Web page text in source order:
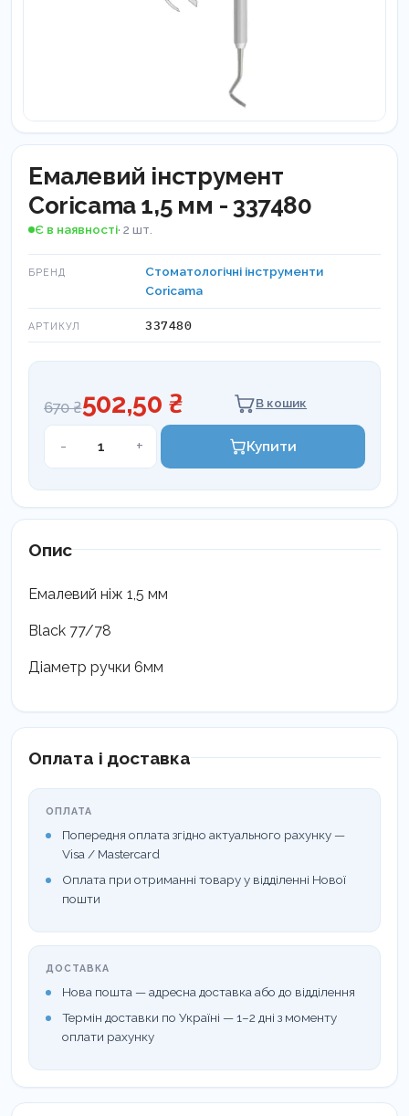
Емалевий інструмент
Coricama 1,5 мм - 337480
Є в наявності· 2 шт.
БРЕНД
Стоматологічні інструменти
Coricama
АРТИКУЛ 337480
670 ₴502,50 ₴ В кошик
-
Емалевий
мм
кількість
+ Купити
Опис
Емалевий ніж 1,5 мм
Black 77/78
Діаметр ручки 6мм
Оплата і доставка
ОПЛАТА
Попередня оплата згідно актуального рахунку —
Visa / Mastercard
Оплата при отриманні товару у відділенні Нової
пошти
ДОСТАВКА
Нова пошта — адресна доставка або до відділення
Термін доставки по Україні — 1–2 дні з моменту
оплати рахунку